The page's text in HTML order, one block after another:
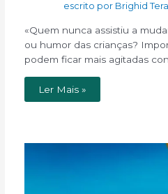
escrito por Brighid
«Quem nunca assistiu a
ou humor das crianças?
podem ficar mais agitadas
Ler Mais »